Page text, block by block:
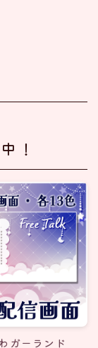
！
ガーランド